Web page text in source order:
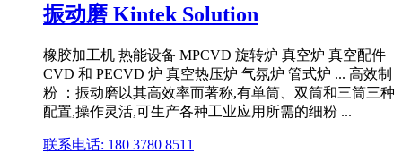
振动磨 Kintek Solution
橡胶加工机 热能设备 MPCVD 旋转炉 真空炉 真空配件
CVD 和 PECVD 炉 真空热压炉 气氛炉 管式炉 ... 高效制
粉 ：振动磨以其高效率而著称,有单筒、双筒和三筒三种
配置,操作灵活,可生产各种工业应用所需的细粉 ...
联系电话: 180 3780 8511